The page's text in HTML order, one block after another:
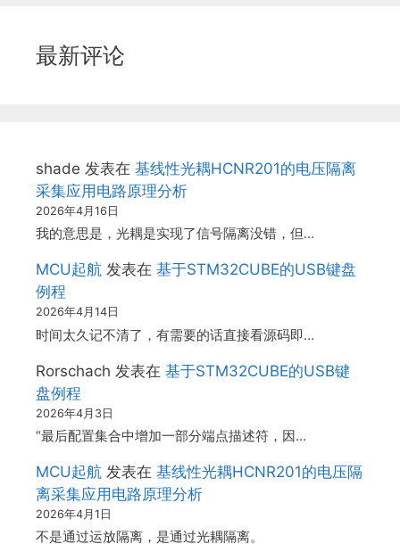
最新评论
shade 发表在 基线性光耦HCNR201的电压隔离
采集应用电路原理分析
2026年4月16日
我的意思是，光耦是实现了信号隔离没错，但…
MCU起航 发表在 基于STM32CUBE的USB键盘
例程
2026年4月14日
时间太久记不清了，有需要的话直接看源码即…
Rorschach 发表在 基于STM32CUBE的USB键
盘例程
2026年4月3日
“最后配置集合中增加一部分端点描述符，因…
MCU起航 发表在 基线性光耦HCNR201的电压隔
离采集应用电路原理分析
2026年4月1日
不是通过运放隔离，是通过光耦隔离。